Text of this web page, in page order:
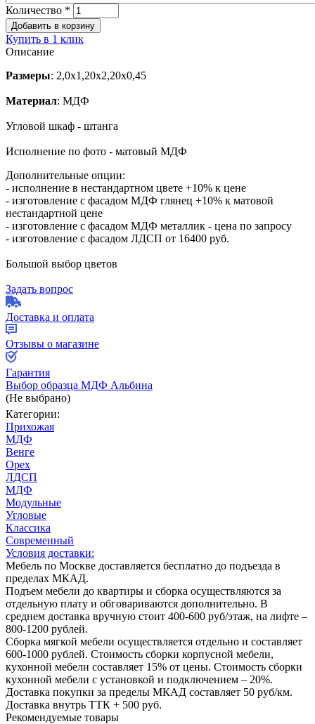
Количество *
Купить в 1 клик
Описание
Размеры: 2,0х1,20х2,20х0,45
Материал: МДФ
Угловой шкаф - штанга
Исполнение по фото - матовый МДФ
Дополнительные опции:
- исполнение в нестандартном цвете +10% к цене
- изготовление с фасадом МДФ глянец +10% к матовой
нестандартной цене
- изготовление с фасадом МДФ металлик - цена по запросу
- изготовление с фасадом ЛДСП от 16400 руб.
Большой выбор цветов
Задать вопрос
Доставка и оплата
Отзывы о магазине
Гарантия
Выбор образца МДФ Альбина
(Не выбрано)
Категории:
Прихожая
МДФ
Венге
Орех
ЛДСП
МДФ
Модульные
Угловые
Классика
Современный
Условия доставки:
Мебель по Москве доставляется бесплатно до подъезда в
пределах МКАД.
Подъем мебели до квартиры и сборка осуществляются за
отдельную плату и обговариваются дополнительно. В
среднем доставка вручную стоит 400-600 руб/этаж, на лифте –
800-1200 рублей.
Сборка мягкой мебели осуществляется отдельно и составляет
600-1000 рублей. Стоимость сборки корпусной мебели,
кухонной мебели составляет 15% от цены. Стоимость сборки
кухонной мебели с установкой и подключением – 20%.
Доставка покупки за пределы МКАД составляет 50 руб/км.
Доставка внутрь ТТК + 500 руб.
Рекомендуемые товары